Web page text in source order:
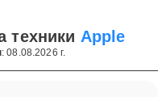
техники Apple
: 08.08.2026 г.